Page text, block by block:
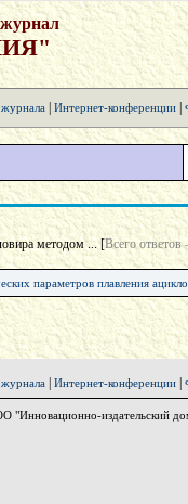
| Интернет-конференции|
методом ... [Всего
параметров плавления
| Интернет-конференции|
"Инновационно-издательский